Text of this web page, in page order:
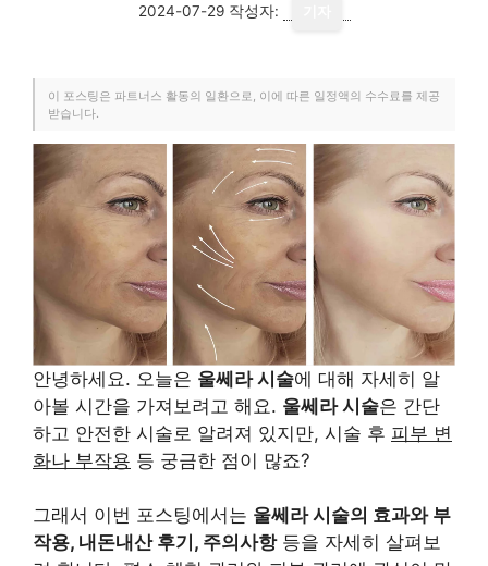
2024-07-29 작성자:
이 포스팅은 파트너스 활동의 일환으로, 이에 따른 일정액의 수수료를 제공
받습니다.
안녕하세요. 오늘은 울쎄라 시술에 대해 자세히 알
아볼 시간을 가져보려고 해요. 울쎄라 시술은 간단
하고 안전한 시술로 알려져 있지만, 시술 후 피부 변
화나 부작용 등 궁금한 점이 많죠?
그래서 이번 포스팅에서는 울쎄라 시술의 효과와 부
작용, 내돈내산 후기, 주의사항등을 자세히 살펴보